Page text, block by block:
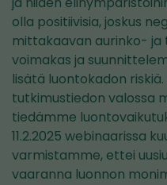
olla positiivisia, joskus
mittakaavan aurinko- ja
voimakas ja
lisätä luontokadon
tutkimustiedon valossa
tiedämme
11.2.2025 webinaarissa
varmistamme, ettei
vaaranna luonnon